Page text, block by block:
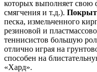
которых выполняет
смягчения и т.д.).
песка, измельченного
резиновой и
теннисистов большую
отлично играя на
способен на
«Хард».